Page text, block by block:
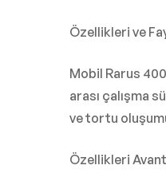
Özellikleri ve
Mobil Rarus
arası çalışma
ve tortu
Özellikleri